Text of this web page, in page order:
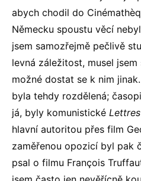
abych chodil do
Německu spoustu věcí
jsem samozřejmě pečlivě
levná záležitost, musel
možné dostat se k nim
byla tehdy rozdělená;
já, byly komunistické
hlavní autoritou přes film
zaměřenou opozicí byl pak
psal o filmu François